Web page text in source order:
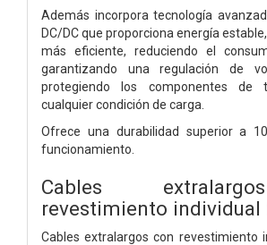
Además incorpora tecnología
DC/DC que proporciona energía
más eficiente, reduciendo el
garantizando una regulación de
protegiendo los componentes de
cualquier condición de carga.
Ofrece una durabilidad superior a
funcionamiento.
Cables
revestimiento individual
Cables extralargos con revestimiento